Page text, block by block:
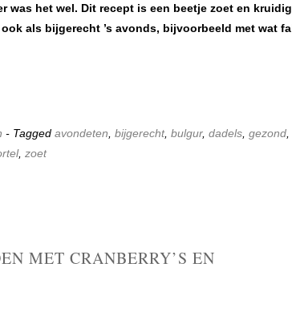
was het wel. Dit recept is een beetje zoet en kruidig
als bijgerecht ’s avonds, bijvoorbeeld met wat
- Tagged avondeten bijgerecht, bulgur, dadels gezond
, zoet
MET CRANBERRY’S EN